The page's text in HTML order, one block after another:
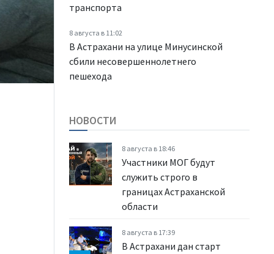
транспорта
8 августа в 11:02
В Астрахани на улице Минусинской
сбили несовершеннолетнего
пешехода
НОВОСТИ
8 августа в 18:46
Участники МОГ будут
служить строго в
границах Астраханской
области
8 августа в 17:39
В Астрахани дан старт